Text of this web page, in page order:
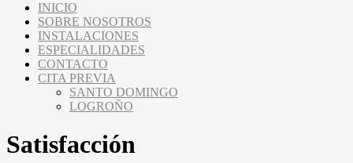
INICIO
SOBRE NOSOTROS
INSTALACIONES
ESPECIALIDADES
CONTACTO
CITA PREVIA
SANTO DOMINGO
LOGROÑO
Satisfacción